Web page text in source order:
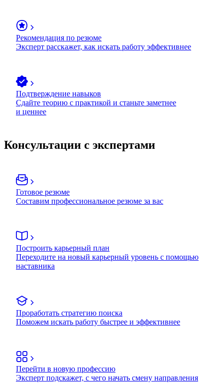
Рекомендация по резюме
Эксперт расскажет, как искать работу эффективнее
Подтверждение навыков
Сдайте теорию с практикой и станьте заметнее
и ценнее
Консультации с экспертами
Готовое резюме
Составим профессиональное резюме за вас
Построить карьерный план
Переходите на новый карьерный уровень с помощью
наставника
Проработать стратегию поиска
Поможем искать работу быстрее и эффективнее
Перейти в новую профессию
Эксперт подскажет, с чего начать смену направления